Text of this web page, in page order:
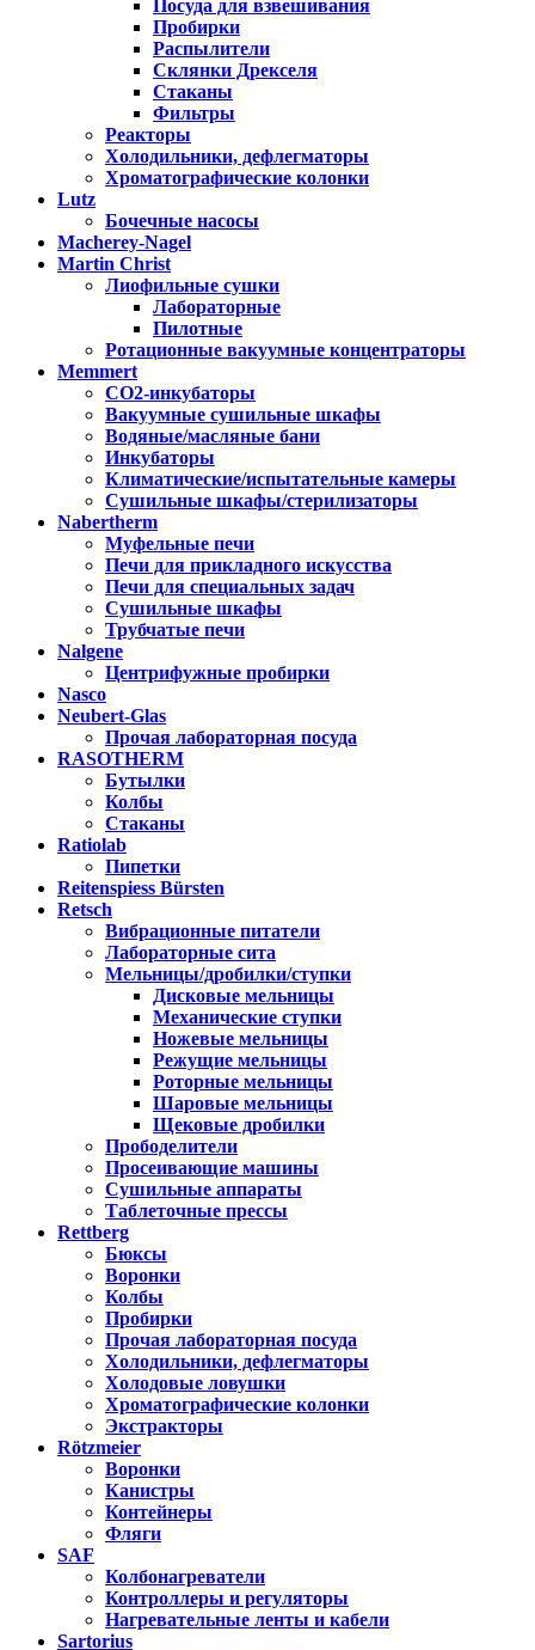
Посуда для взвешивания
Пробирки
Распылители
Склянки Дрекселя
Стаканы
Фильтры
Реакторы
Холодильники, дефлегматоры
Хроматографические колонки
Lutz
Бочечные насосы
Macherey-Nagel
Martin Christ
Лиофильные сушки
Лабораторные
Пилотные
Ротационные вакуумные концентраторы
Memmert
CO2-инкубаторы
Вакуумные сушильные шкафы
Водяные/масляные бани
Инкубаторы
Климатические/испытательные камеры
Сушильные шкафы/стерилизаторы
Nabertherm
Муфельные печи
Печи для прикладного искусства
Печи для специальных задач
Сушильные шкафы
Трубчатые печи
Nalgene
Центрифужные пробирки
Nasco
Neubert-Glas
Прочая лабораторная посуда
RASOTHERM
Бутылки
Колбы
Стаканы
Ratiolab
Пипетки
Reitenspiess Bürsten
Retsch
Вибрационные питатели
Лабораторные сита
Мельницы/дробилки/ступки
Дисковые мельницы
Механические ступки
Ножевые мельницы
Режущие мельницы
Роторные мельницы
Шаровые мельницы
Щековые дробилки
Прободелители
Просеивающие машины
Сушильные аппараты
Таблеточные прессы
Rettberg
Бюксы
Воронки
Колбы
Пробирки
Прочая лабораторная посуда
Холодильники, дефлегматоры
Холодовые ловушки
Хроматографические колонки
Экстракторы
Rötzmeier
Воронки
Канистры
Контейнеры
Фляги
SAF
Колбонагреватели
Контроллеры и регуляторы
Нагревательные ленты и кабели
Sartorius